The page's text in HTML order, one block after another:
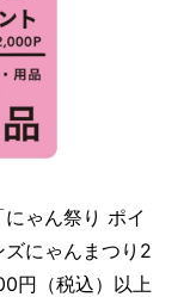
ゃん祭り ポイ
にゃんまつり2
円（税込）以上